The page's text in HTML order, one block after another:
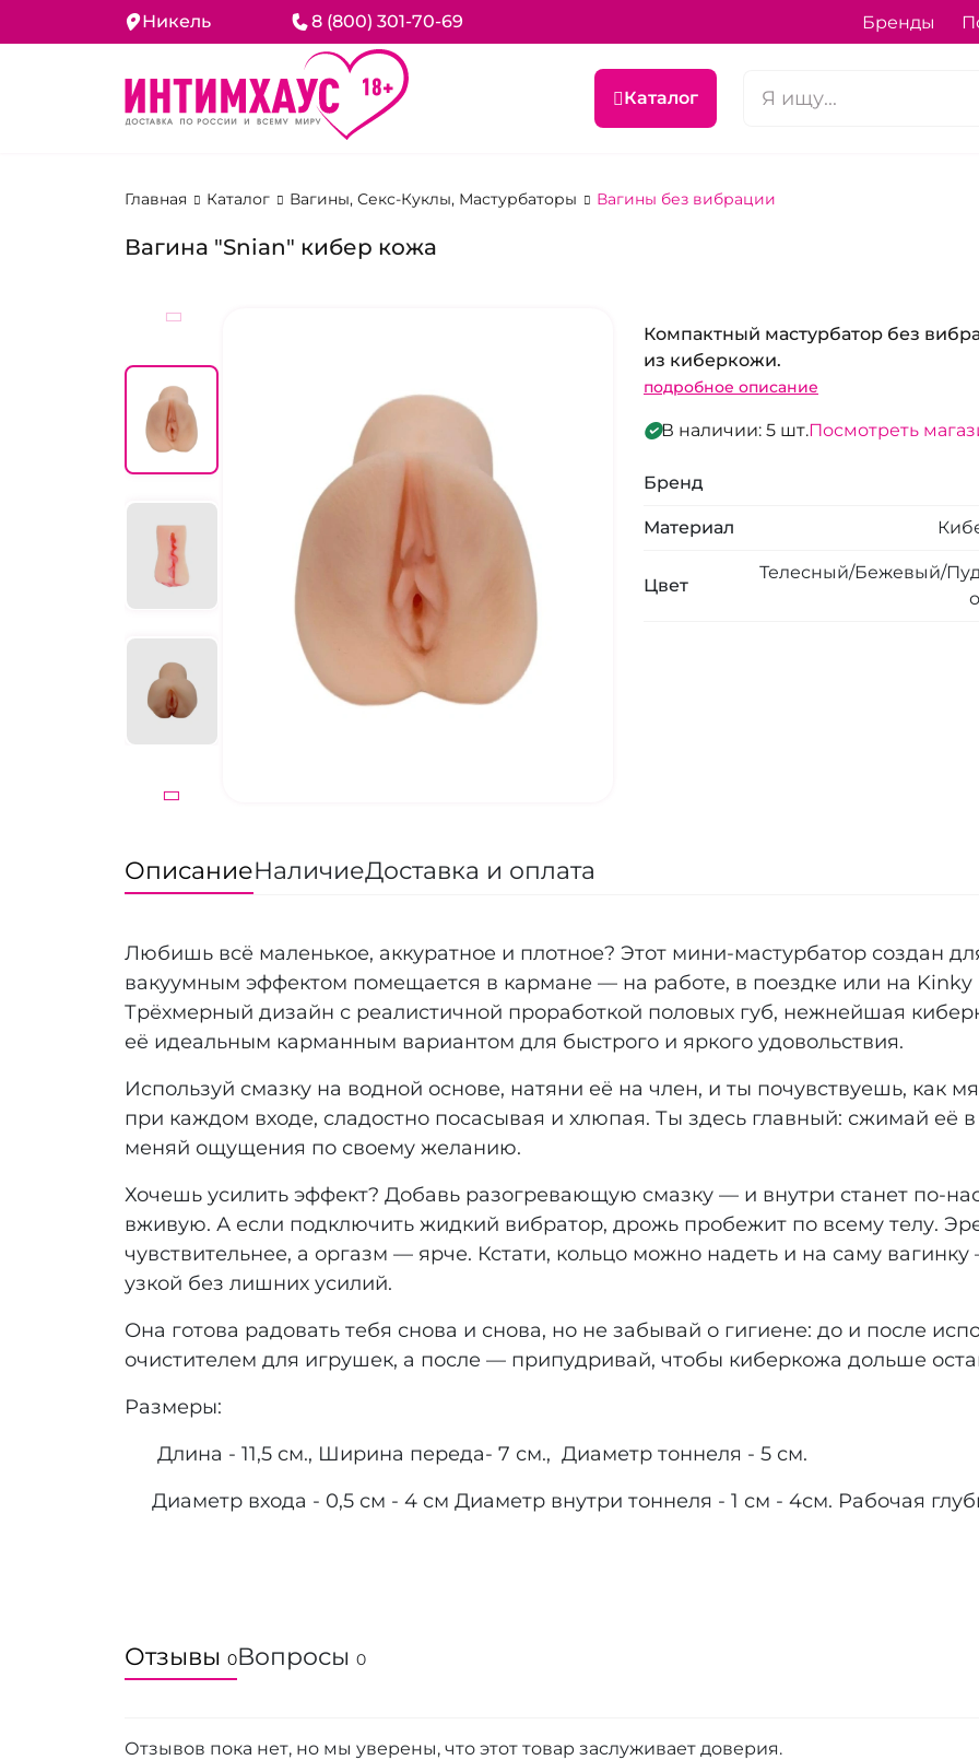
Никель 8 (800) 301-70-69 Бренды
Каталог
Главная Каталог Вагины, Секс-Куклы, Мастурбаторы Вагины без вибрации
Вагина "Snian" кибер кожа
Компактный мастурбатор без
из киберкожи.
подробное описание
В наличии: 5 шт.Посмотреть
Бренд
Материал
Цвет
Телесный/Бежевый/
ОписаниеНаличиеДоставка и оплата
Любишь всё маленькое, аккуратное и плотное? Этот мини-мастурбатор создан
вакуумным эффектом помещается в кармане — на работе, в поездке или на Kinky
Трёхмерный дизайн с реалистичной проработкой половых губ, нежнейшая
её идеальным карманным вариантом для быстрого и яркого удовольствия.
Используй смазку на водной основе, натяни её на член, и ты почувствуешь, как
при каждом входе, сладостно посасывая и хлюпая. Ты здесь главный: сжимай её в
меняй ощущения по своему желанию.
Хочешь усилить эффект? Добавь разогревающую смазку — и внутри станет по-
вживую. А если подключить жидкий вибратор, дрожь пробежит по всему телу.
чувствительнее, а оргазм — ярче. Кстати, кольцо можно надеть и на саму
узкой без лишних усилий.
Она готова радовать тебя снова и снова, но не забывай о гигиене: до и после
очистителем для игрушек, а после — припудривай, чтобы киберкожа дольше
Размеры:
Длина - 11,5 см., Ширина переда- 7 см., Диаметр тоннеля - 5 см.
Диаметр входа - 0,5 см - 4 см Диаметр внутри тоннеля - 1 см - 4см. Рабочая
Отзывы 0Вопросы 0
Отзывов пока нет, но мы уверены, что этот товар заслуживает доверия.